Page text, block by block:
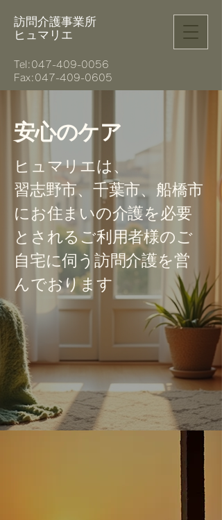
訪問介護事業所
ヒュマリエ
Tel: 047-409-0056
Fax:047-409-0605
安心のケア
ヒュマリエは、
習志野市、千葉市、船橋市
​にお住まいの介護を必要
とされるご利用者様のご
自宅に伺う訪問介護を営
んでおります